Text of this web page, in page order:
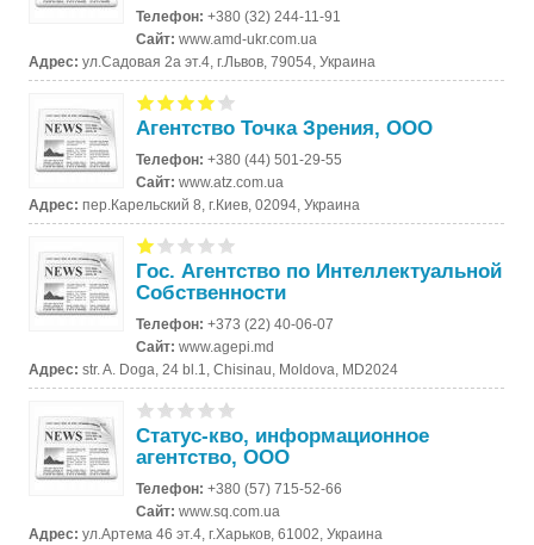
Телефон:+380 (32) 244-11-91
Сайт:www.amd-ukr.com.ua
Адрес:ул.Садовая 2а эт.4, г.Львов, 79054, Украина
Агентство Точка Зрения, ООО
Телефон:+380 (44) 501-29-55
Сайт:www.atz.com.ua
Адрес:пер.Карельский 8, г.Киев, 02094, Украина
Гос. Агентство по Интеллектуальной
Собственности
Телефон:+373 (22) 40-06-07
Сайт:www.agepi.md
Адрес:str. A. Doga, 24 bl.1, Chisinau, Moldova, MD2024
Статус-кво, информационное
агентство, ООО
Телефон:+380 (57) 715-52-66
Сайт:www.sq.com.ua
Адрес:ул.Артема 46 эт.4, г.Харьков, 61002, Украина